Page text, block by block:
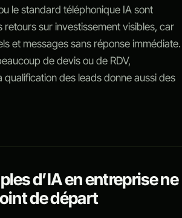
le standard téléphonique IA sont
retours sur investissement visibles, car
et messages sans réponse immédiate.
de devis ou de RDV,
qualification des leads donne aussi des
d’IA en entreprise ne
de départ